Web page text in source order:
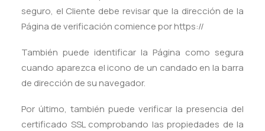
seguro, el Cliente debe revisar que la dirección de la
Página de verificación comience por https://
También puede identificar la Página como segura
cuando aparezca el icono de un candado en la barra
de dirección de su navegador.
Por último, también puede verificar la presencia del
certificado SSL comprobando las propiedades de la